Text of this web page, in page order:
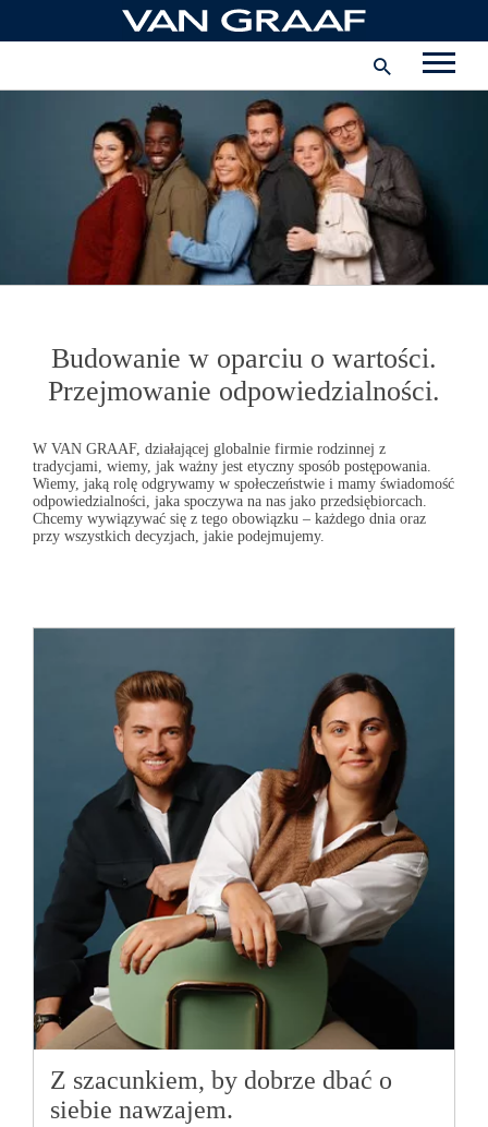
treści
Przedsiębiorstwo
FACEBOOK
INSTAGRAM
YOUTUBE
Budowanie w oparciu o wartości.
Przejmowanie odpowiedzialności.
W VAN GRAAF, działającej globalnie firmie rodzinnej z
tradycjami, wiemy, jak ważny jest etyczny sposób postępowania.
Wiemy, jaką rolę odgrywamy w społeczeństwie i mamy świadomość
odpowiedzialności, jaka spoczywa na nas jako przedsiębiorcach.
Chcemy wywiązywać się z tego obowiązku – każdego dnia oraz
przy wszystkich decyzjach, jakie podejmujemy.
Z szacunkiem, by dobrze dbać o
siebie nawzajem.